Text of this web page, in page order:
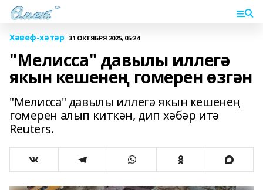
Хәвеф-хәтәр 31 ОКТЯБРЯ 2025, 05:24
"Мелисса" давылы иллегә
якын кешенең гомерен өзгән
"Мелисса" давылы иллегә якын кешенең
гомерен алып киткән, дип хәбәр итә
Reuters.